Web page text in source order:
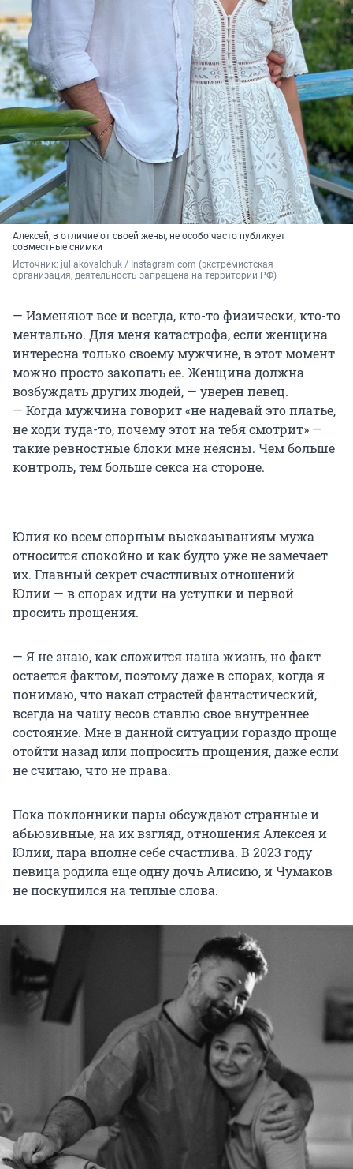
Алексей, в отличие от своей жены, не особо часто публикует
совместные снимки
Источник: juliakovalchuk / Instagram.com (экстремистская
организация, деятельность запрещена на территории РФ)
— Изменяют все и всегда, кто-то физически, кто-то
ментально. Для меня катастрофа, если женщина
интересна только своему мужчине, в этот момент
можно просто закопать ее. Женщина должна
возбуждать других людей, — уверен певец.
— Когда мужчина говорит «не надевай это платье,
не ходи туда-то, почему этот на тебя смотрит» —
такие ревностные блоки мне неясны. Чем больше
контроль, тем больше секса на стороне.
Юлия ко всем спорным высказываниям мужа
относится спокойно и как будто уже не замечает
их. Главный секрет счастливых отношений
Юлии — в спорах идти на уступки и первой
просить прощения.
— Я не знаю, как сложится наша жизнь, но факт
остается фактом, поэтому даже в спорах, когда я
понимаю, что накал страстей фантастический,
всегда на чашу весов ставлю свое внутреннее
состояние. Мне в данной ситуации гораздо проще
отойти назад или попросить прощения, даже если
не считаю, что не права.
Пока поклонники пары обсуждают странные и
абьюзивные, на их взгляд, отношения Алексея и
Юлии, пара вполне себе счастлива. В 2023 году
певица родила еще одну дочь Алисию, и Чумаков
не поскупился на теплые слова.